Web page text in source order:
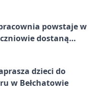
powstaje w
dostaną
dzieci do
w Bełchatowie